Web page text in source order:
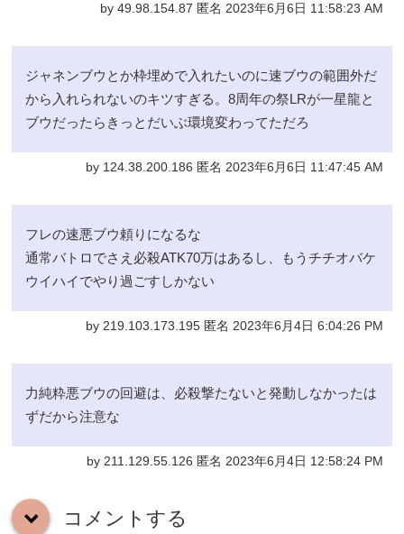
by 49.98.154.87 匿名 2023年6月6日 11:58:23 AM
ジャネンブウとか枠埋めで入れたいのに速ブウの範囲外だ
から入れられないのキツすぎる。8周年の祭LRが一星龍と
ブウだったらきっとだいぶ環境変わってただろ
by 124.38.200.186 匿名 2023年6月6日 11:47:45 AM
フレの速悪ブウ頼りになるな
通常バトロでさえ必殺ATK70万はあるし、もうチチオバケ
ウイハイでやり過ごすしかない
by 219.103.173.195 匿名 2023年6月4日 6:04:26 PM
力純粋悪ブウの回避は、必殺撃たないと発動しなかったは
ずだから注意な
by 211.129.55.126 匿名 2023年6月4日 12:58:24 PM
down コメントする